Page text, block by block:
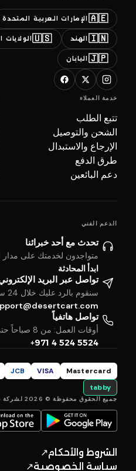
🇦🇪 الإمارات العربية المتحدة
🇮🇳 الهند 🇺🇸الولايات
🇯🇵 اليابان
خدمة العملاء
تتبع الطلب
الشحن والتوصيل
الإرجاع والاستبدال
طرق الدفع
دعم البائعين
الدعم الفني
تحدث مع أحد خبرائنا
متواجدون لخدمتك على مدار
ابدأ المحادثة
تواصل عبر البريد
سنقوم بالرد عليك خلال 24 ساعة
تواصل هاتفياً
أوقات العمل: من 8 صباحاً حتى 5 مساءً بتوقيت الخليج
+971 4 524 5524
Mastercard
VISA
JCB
tabby
جميع الحقوق محفوظة © 2026 لشركة ديزرت كارت القابضة المحدودة
الشروط والأحكام↗
سياسة الخصوصية↗